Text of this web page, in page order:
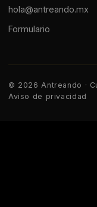
hola@antreando.mx
Formulario
© 2026 Antreando ·
Aviso de privacidad